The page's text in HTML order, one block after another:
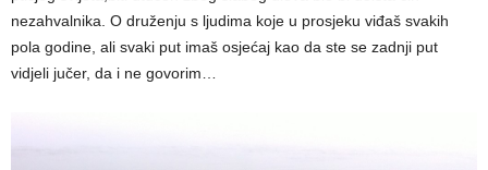
nezahvalnika. O druženju s ljudima koje u prosjeku viđaš svakih
pola godine, ali svaki put imaš osjećaj kao da ste se zadnji put
vidjeli jučer, da i ne govorim…